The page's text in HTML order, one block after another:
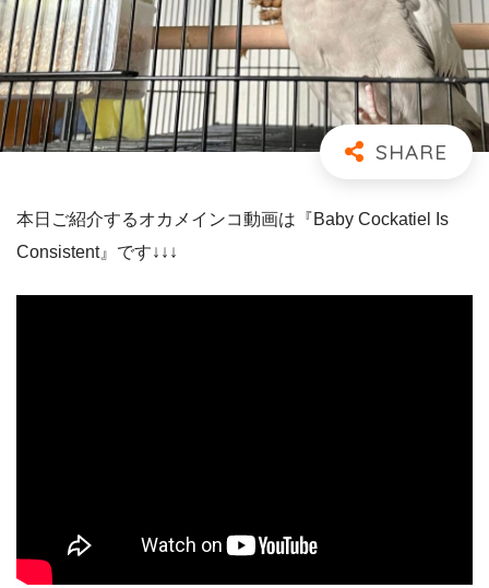
本日ご紹介するオカメインコ動画は『Baby Cockatiel Is
Consistent』です↓↓↓